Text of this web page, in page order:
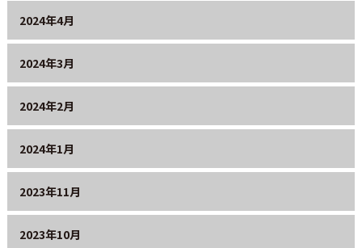
2024年4月
2024年3月
2024年2月
2024年1月
2023年11月
2023年10月